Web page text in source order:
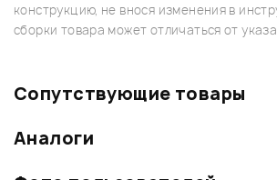
конструкцию, не внося изменения в
сборки товара может отличаться от
Сопутствующие товары
Аналоги